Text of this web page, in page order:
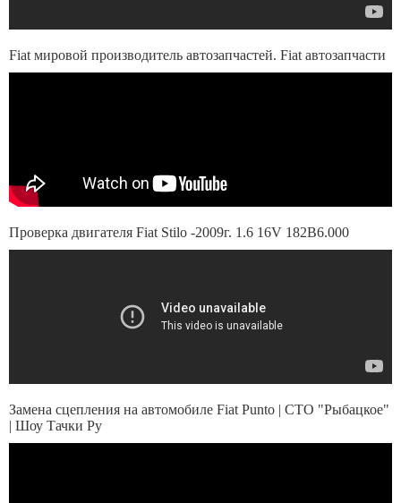
Fiat мировой производитель автозапчастей. Fiat автозапчасти
Проверка двигателя Fiat Stilo -2009г. 1.6 16V 182B6.000
Замена сцепления на автомобиле Fiat Punto | СТО "Рыбацкое"
| Шоу Тачки Ру